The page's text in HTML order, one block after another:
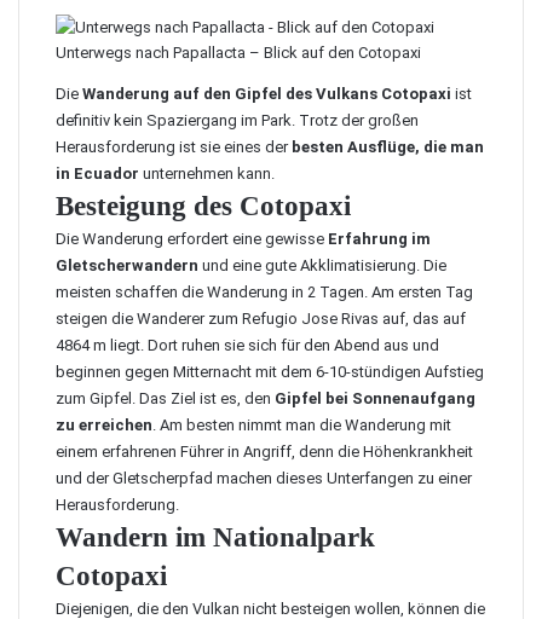
Unterwegs nach Papallacta – Blick auf den Cotopaxi
Die Wanderung auf den Gipfel des Vulkans Cotopaxi ist
definitiv kein Spaziergang im Park. Trotz der großen
Herausforderung ist sie eines der besten Ausflüge, die man
in Ecuador unternehmen kann.
Besteigung des Cotopaxi
Die Wanderung erfordert eine gewisse Erfahrung im
Gletscherwandern und eine gute Akklimatisierung. Die
meisten schaffen die Wanderung in 2 Tagen. Am ersten Tag
steigen die Wanderer zum Refugio Jose Rivas auf, das auf
4864 m liegt. Dort ruhen sie sich für den Abend aus und
beginnen gegen Mitternacht mit dem 6-10-stündigen Aufstieg
zum Gipfel. Das Ziel ist es, den Gipfel bei Sonnenaufgang
zu erreichen. Am besten nimmt man die Wanderung mit
einem erfahrenen Führer in Angriff, denn die Höhenkrankheit
und der Gletscherpfad machen dieses Unterfangen zu einer
Herausforderung.
Wandern im Nationalpark
Cotopaxi
Diejenigen, die den Vulkan nicht besteigen wollen, können die